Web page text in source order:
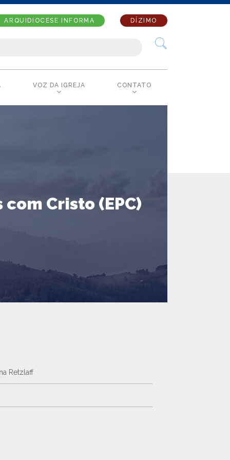
DÍZIMO
ARQUIDIOCESE INFORMA
VOZ DA IGREJA CONTATO
Cristo (EPC)
Retzlaff